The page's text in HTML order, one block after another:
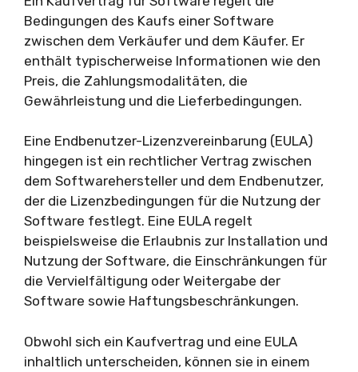
Bedingungen des Kaufs einer Software
zwischen dem Verkäufer und dem Käufer. Er
enthält typischerweise Informationen wie den
Preis, die Zahlungsmodalitäten, die
Gewährleistung und die Lieferbedingungen.
Eine Endbenutzer-Lizenzvereinbarung (EULA)
hingegen ist ein rechtlicher Vertrag zwischen
dem Softwarehersteller und dem Endbenutzer,
der die Lizenzbedingungen für die Nutzung der
Software festlegt. Eine EULA regelt
beispielsweise die Erlaubnis zur Installation und
Nutzung der Software, die Einschränkungen für
die Vervielfältigung oder Weitergabe der
Software sowie Haftungsbeschränkungen.
Obwohl sich ein Kaufvertrag und eine EULA
inhaltlich unterscheiden, können sie in einem